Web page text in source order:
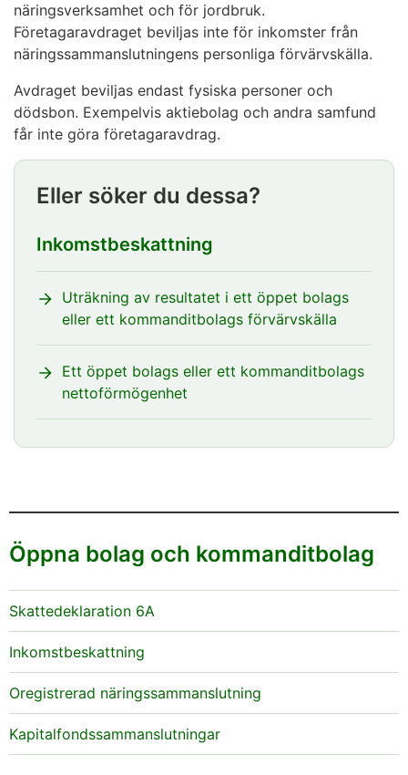
näringsverksamhet och för jordbruk.
Företagaravdraget beviljas inte för inkomster från
näringssammanslutningens personliga förvärvskälla.
Avdraget beviljas endast fysiska personer och
dödsbon. Exempelvis aktiebolag och andra samfund
får inte göra företagaravdrag.
Eller söker du dessa?
Inkomstbeskattning
Uträkning av resultatet i ett öppet bolags
eller ett kommanditbolags förvärvskälla
Ett öppet bolags eller ett kommanditbolags
nettoförmögenhet
Öppna bolag och kommanditbolag
Skattedeklaration 6A
Inkomstbeskattning
Oregistrerad näringssammanslutning
Kapitalfondssammanslutningar